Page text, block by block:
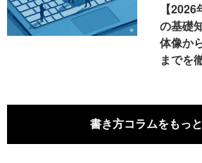
【
の基礎
体像か
までを
書き方コラムをもっ